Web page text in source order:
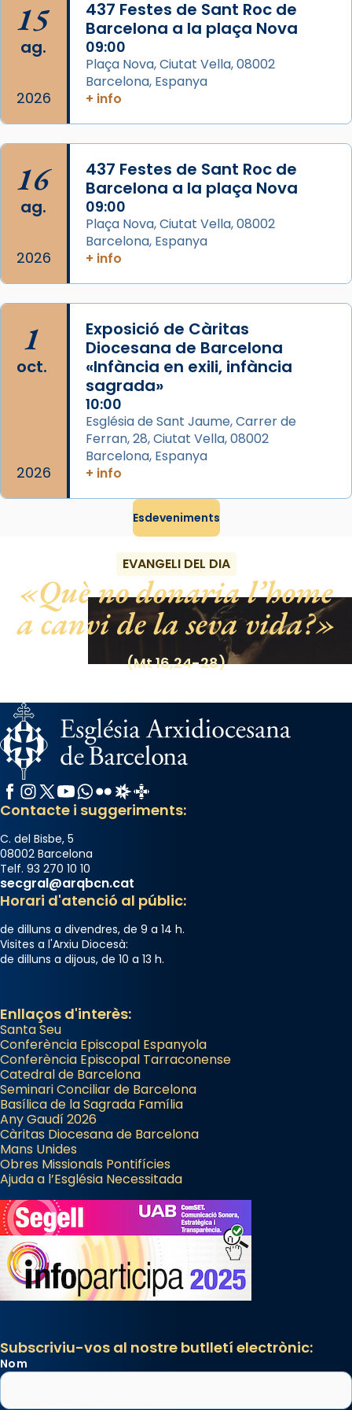
View on Facebook Share
Arquebisbat de Barcelona
2 weeks ago
Jaume, fill de Zebedeu, és juntament amb el
seu germà Joan i Pere un dels que
acompanyava més de prop Jesús.
Segons el llibre dels Fets (12,2) fou el primer
apòstol màrtir, decapitat a Jerusalem per
Herodes Agripa (vers l'any 44).
Patró de Galícia, després de les invasions
musulmanes fou venerat com a patró dels
Regnes castellans i més tard de tota
Espanya.
El seu sepulcre a Compostela fou un gran
centre de peregrinacions medievals de tot
el món cristià, després de Roma i terra
«A Raïms de Sant Jaume, raïms aigualits;
raïms de setembre te'n llepes els dits»,
segons una dita popular.
Photo
View on Facebook · Share
15
ag.
2026
437 Festes de Sant Roc de
Barcelona a la plaça Nova
09:00
Plaça Nova, Ciutat Vella, 08002
Barcelona, Espanya
+ info
16
ag.
2026
437 Festes de Sant Roc de
Barcelona a la plaça Nova
09:00
Plaça Nova, Ciutat Vella, 08002
Barcelona, Espanya
+ info
1
oct.
2026
Exposició de Càritas
Diocesana de Barcelona
«Infància en exili, infància
sagrada»
10:00
Església de Sant Jaume, Carrer de
Ferran, 28, Ciutat Vella, 08002
Barcelona, Espanya
+ info
Esdeveniments
EVANGELI DEL DIA
Què no donaria l’home
a canvi de la seva vida?
(Mt 16,24-28)
Facebook
Instagram
X / Twitter
YouTube
WhatsApp
FlickrRadio Estel
Catalunya Cristiana
Contacte i suggeriments:
C. del Bisbe, 5
08002 Barcelona
Telf. 93 270 10 10
secgral@arqbcn.cat
Horari d'atenció al públic:
de dilluns a divendres, de 9 a 14 h.
Visites a l'Arxiu Diocesà:
de dilluns a dijous, de 10 a 13 h.
Enllaços d'interès:
Santa Seu
Conferència Episcopal Espanyola
Conferència Episcopal Tarraconense
Catedral de Barcelona
Seminari Conciliar de Barcelona
Basílica de la Sagrada Família
Any Gaudí 2026
Càritas Diocesana de Barcelona
Mans Unides
Obres Missionals Pontifícies
Ajuda a l’Església Necessitada
Subscriviu-vos al nostre butlletí electrònic:
Nom